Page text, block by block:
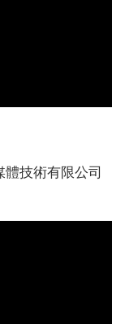
技術有限公司